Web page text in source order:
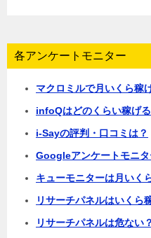
各アンケートモニター
マクロミルで月いくら稼
infoQはどのくらい稼げる
i-Sayの評判・口コミは？
Googleアンケートモニ
キューモニターは月いく
リサーチパネルはいくら
リサーチパネルは危ない？